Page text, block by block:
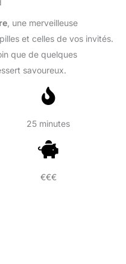
, une merveilleuse
et celles de vos invités.
que de quelques
savoureux.
25 minutes
€€€